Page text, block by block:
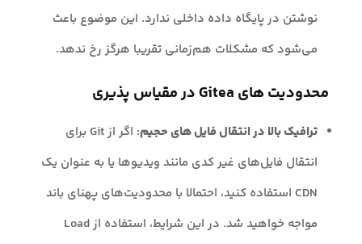
نوشتن در پایگاه داده داخلی ندارد. این موضوع باعث
می‌شود که مشکلات هم‌زمانی تقریبا هرگز رخ ندهد.
محدودیت های Gitea در مقیاس پذیری
ترافیک بالا در انتقال فایل های حجیم
: اگر از Git برای
انتقال فایل‌های غیر کدی مانند ویدیوها یا به عنوان یک
CDN استفاده کنید، احتمالا با محدودیت‌های پهنای باند
مواجه خواهید شد. در این شرایط، استفاده از Load